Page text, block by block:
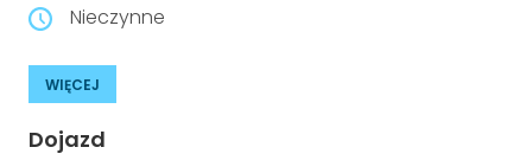
Nieczynne
WIĘCEJ
Dojazd